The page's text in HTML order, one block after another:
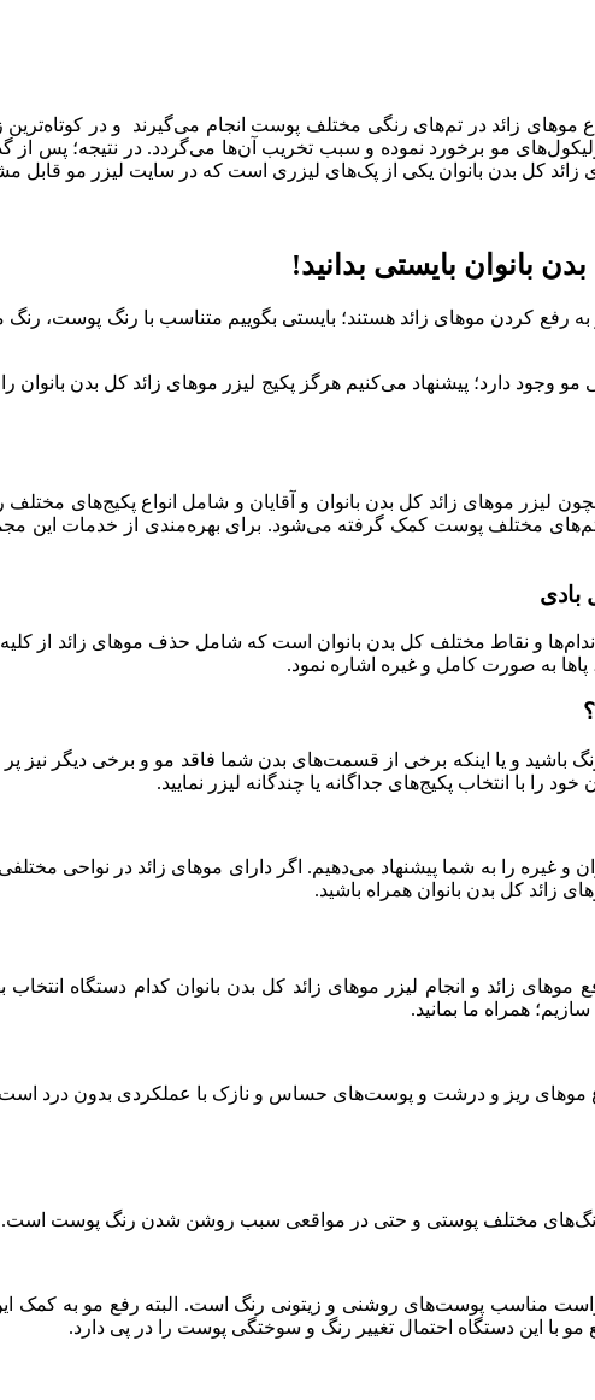
زائد در تم‌های رنگی مختلف پوست انجام می‌گیرند و در کوتاه‌ترین
مو برخورد نموده و سبب تخریب آن‌ها می‌گردد. در نتیجه؛ پس از
کل بدن بانوان یکی از پک‌های لیزری است که در سایت لیزر مو قابل
بانوان بایستی بدانید!
رفع کردن موهای زائد هستند؛ بایستی بگوییم متناسب با رنگ پوست،
دارد؛ پیشنهاد می‌کنیم هرگز پکیج لیزر موهای زائد کل بدن بانوان را
لیزر موهای زائد کل بدن بانوان و آقایان و شامل انواع پکیج‌های
مختلف پوست کمک گرفته می‌شود. برای بهره‌مندی از خدمات این
بادی
و نقاط مختلف کل بدن بانوان است که شامل حذف موهای زائد از
به صورت کامل و غیره اشاره نمود.
و یا اینکه برخی از قسمت‌های بدن شما فاقد مو و برخی دیگر نیز پر
با انتخاب پکیج‌های جداگانه یا چندگانه لیزر نمایید.
و غیره را به شما پیشنهاد می‌دهیم. اگر دارای موهای زائد در نواحی
زائد کل بدن بانوان همراه باشید.
زائد و انجام لیزر موهای زائد کل بدن بانوان کدام دستگاه
همراه ما بمانید.
موهای ریز و درشت و پوست‌های حساس و نازک با عملکردی بدون درد
رنگ‌های مختلف پوستی و حتی در مواقعی سبب روشن شدن رنگ پوست است.
مناسب پوست‌های روشنی و زیتونی رنگ است. البته رفع مو به کمک
مو با این دستگاه احتمال تغییر رنگ و سوختگی پوست را در پی دارد.